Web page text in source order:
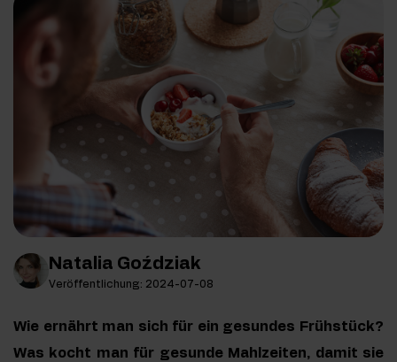
Natalia Goździak
Veröffentlichung: 2024-07-08
Wie ernährt man sich für ein gesundes Frühstück?
Was kocht man für gesunde Mahlzeiten, damit sie